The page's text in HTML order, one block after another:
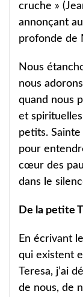
cruche »
annonçant
profonde de
Nous
nous
quand nous
et
petits.
pour
cœur des
dans le
De la petite
En écrivant
qui existent
Teresa, j’ai
de nous, de